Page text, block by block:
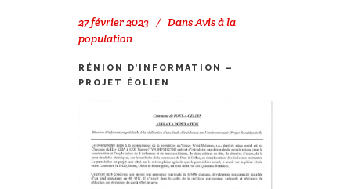
27 février 2023 DansAvis à la
population
RÉNION D’INFORMATION –
PROJET ÉOLIEN